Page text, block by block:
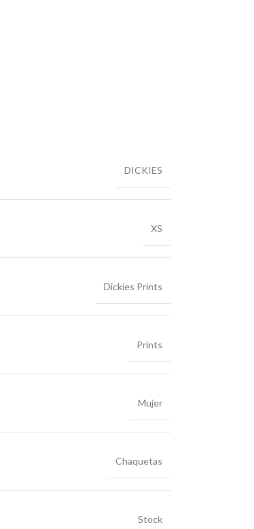
DICKIES
XS
Dickies Prints
Prints
Mujer
Chaquetas
Stock